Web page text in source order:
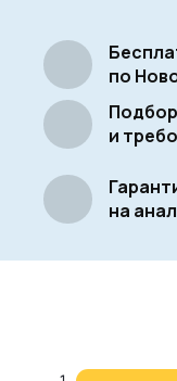
по
и
на